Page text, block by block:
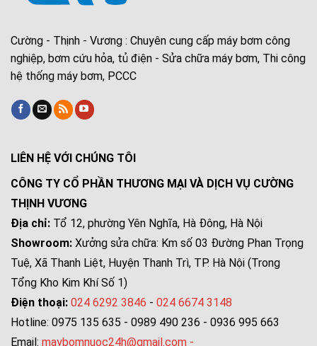
Cường - Thịnh - Vương : Chuyên cung cấp máy bơm công
nghiệp, bơm cứu hỏa, tủ điện - Sửa chữa máy bơm, Thi công
hệ thống máy bơm, PCCC
LIÊN HỆ VỚI CHÚNG TÔI
CÔNG TY CỔ PHẦN THƯƠNG MẠI VÀ DỊCH VỤ CƯỜNG
THỊNH VƯƠNG
Địa chỉ: Tổ 12, phường Yên Nghĩa, Hà Đông, Hà Nội
Showroom: Xưởng sửa chữa: Km số 03 Đường Phan Trọng
Tuệ, Xã Thanh Liệt, Huyện Thanh Trì, TP. Hà Nội (Trong
Tổng Kho Kim Khí Số 1)
Điện thoại: 024 6292 3846 - 024 6674 3148
Hotline: 0975 135 635 - 0989 490 236 - 0936 995 663
Email: maybomnuoc24h@gmail.com -